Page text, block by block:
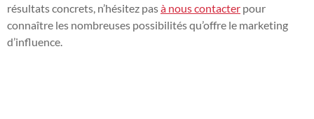
résultats concrets, n’hésitez pasà nous contacter pour
connaître les nombreuses possibilités qu’offre le marketing
d’influence.